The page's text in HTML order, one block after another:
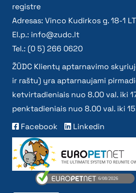
registre
Adresas: Vinco Kudirkos g. 18-1
El.p.: info@zudc.lt
Tel.: (0 5) 266 0620
ŽŪDC Klientų aptarnavimo
ir raštu) yra aptarnaujami
ketvirtadieniais nuo 8.00 val. iki
penktadieniais nuo 8.00 val. iki
Facebook
Linkedin